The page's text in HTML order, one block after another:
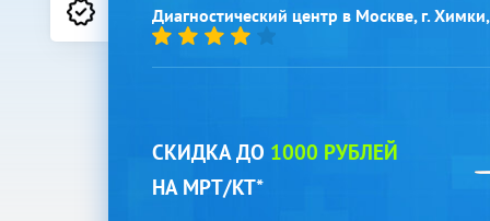
Лицензии
Диагностический центр в Москве, г.
СКИДКА ДО 1000 РУБЛЕЙ
НА МРТ/КТ*